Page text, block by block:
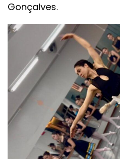
Gonçalves.